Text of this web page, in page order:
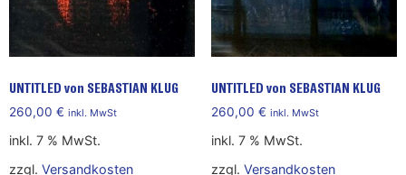
UNTITLED von SEBASTIAN KLUG
260,00 € inkl. MwSt
inkl. 7 % MwSt.
zzgl. Versandkosten
UNTITLED von SEBASTIAN KLUG
260,00 € inkl. MwSt
inkl. 7 % MwSt.
zzgl. Versandkosten